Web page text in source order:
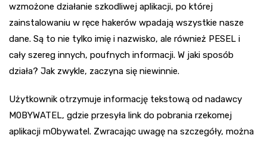
wzmożone działanie szkodliwej aplikacji, po której
zainstalowaniu w ręce hakerów wpadają wszystkie nasze
dane. Są to nie tylko imię i nazwisko, ale również PESEL i
cały szereg innych, poufnych informacji. W jaki sposób
działa? Jak zwykle, zaczyna się niewinnie.
Użytkownik otrzymuje informację tekstową od nadawcy
M0BYWATEL, gdzie przesyła link do pobrania rzekomej
aplikacji mObywatel. Zwracając uwagę na szczegóły, można